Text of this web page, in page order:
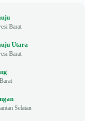
Barat
Utara
Barat
Selatan